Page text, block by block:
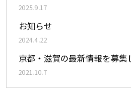
2025.9.17
お知らせ
2024.4.22
京都・滋賀の最新情報を募集
2021.10.7